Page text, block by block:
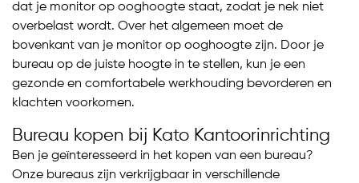
dat je monitor op ooghoogte staat, zodat je nek niet
overbelast wordt. Over het algemeen moet de
bovenkant van je monitor op ooghoogte zijn. Door je
bureau op de juiste hoogte in te stellen, kun je een
gezonde en comfortabele werkhouding bevorderen en
klachten voorkomen.
Bureau kopen bij Kato Kantoorinrichting
Ben je geïnteresseerd in het kopen van een bureau?
Onze bureaus zijn verkrijgbaar in verschillende